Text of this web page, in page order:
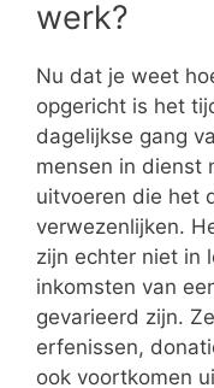
werk?
Nu dat je weet
opgericht is het
dagelijkse gang
mensen in dienst
uitvoeren die het
verwezenlijken.
zijn echter niet in
inkomsten van
gevarieerd zijn.
erfenissen,
ook voortkomen